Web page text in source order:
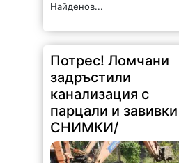
Потрес! Ломчани
задръстили
канализация с
парцали и завивки /
СНИМКИ/